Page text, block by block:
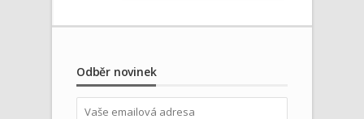
Odběr novinek